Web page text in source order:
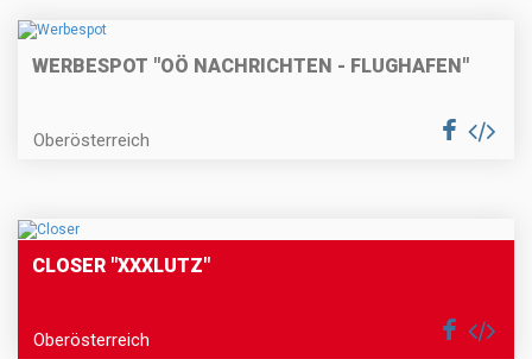
WERBESPOT "OÖ NACHRICHTEN - FLUGHAFEN"
Oberösterreich
CLOSER "XXXLUTZ"
Oberösterreich